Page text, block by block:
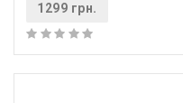
1299 грн.